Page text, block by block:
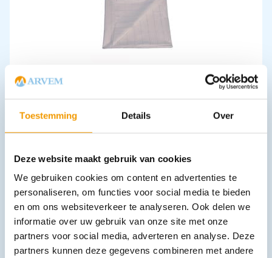
Toestemming Details Over
Deze website maakt gebruik van cookies
We gebruiken cookies om content en advertenties te
personaliseren, om functies voor social media te bieden
en om ons websiteverkeer te analyseren. Ook delen we
informatie over uw gebruik van onze site met onze
partners voor social media, adverteren en analyse. Deze
partners kunnen deze gegevens combineren met andere
€98,01 incl. btw
In winkelwagen
Leverbaar